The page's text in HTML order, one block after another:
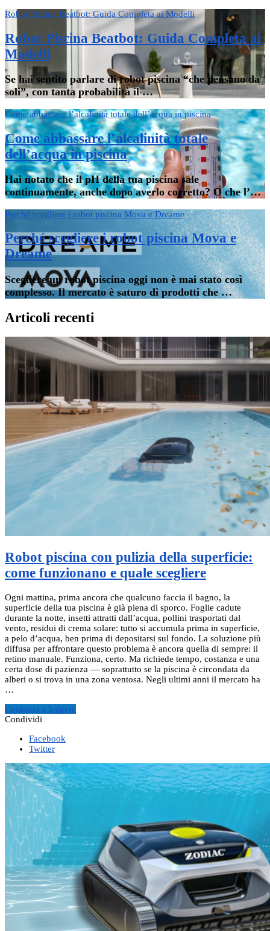
Robot Piscina Beatbot: Guida Completa ai Modelli
Robot Piscina Beatbot: Guida Completa ai
Modelli
Se hai sentito parlare di robot piscina “che pensano da
soli”, con tanta probabilità il …
Come abbassare l’alcalinità totale dell’acqua in piscina
Come abbassare l’alcalinità totale
dell’acqua in piscina
Hai notato che il pH della tua piscina sale
continuamente, anche dopo averlo corretto? O che l’…
Perché scegliere i robot piscina Mova e Dreame
Perché scegliere i robot piscina Mova e
Dreame
Scegliere un robot piscina oggi non è mai stato così
complesso. Il mercato è saturo di prodotti che …
Articoli recenti
Robot piscina con pulizia della superficie:
come funzionano e quale scegliere
Ogni mattina, prima ancora che qualcuno faccia il bagno, la
superficie della tua piscina è già piena di sporco. Foglie cadute
durante la notte, insetti attratti dall’acqua, pollini trasportati dal
vento, residui di crema solare: tutto si accumula prima in superficie,
a pelo d’acqua, ben prima di depositarsi sul fondo. La soluzione più
diffusa per affrontare questo problema è ancora quella di sempre: il
retino manuale. Funziona, certo. Ma richiede tempo, costanza e una
certa dose di pazienza — soprattutto se la piscina è circondata da
alberi o si trova in una zona ventosa. Negli ultimi anni il mercato ha
…
Continua a leggere
Condividi
Facebook
Twitter